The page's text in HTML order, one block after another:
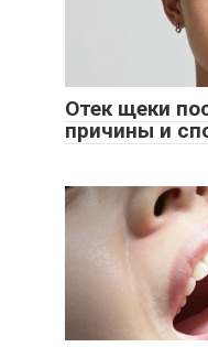
Отек щеки
причины и